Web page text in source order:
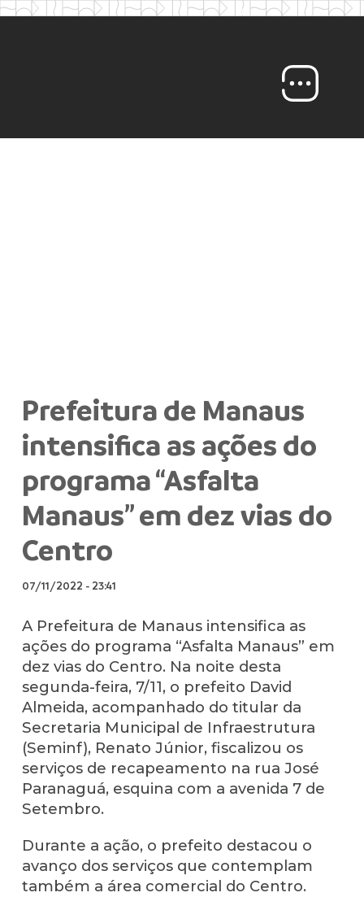
Prefeitura de Manaus
intensifica as ações do
programa “Asfalta
Manaus” em dez vias do
Centro
07/11/2022 - 23:41
A Prefeitura de Manaus intensifica as
ações do programa “Asfalta Manaus” em
dez vias do Centro. Na noite desta
segunda-feira, 7/11, o prefeito David
Almeida, acompanhado do titular da
Secretaria Municipal de Infraestrutura
(Seminf), Renato Júnior, fiscalizou os
serviços de recapeamento na rua José
Paranaguá, esquina com a avenida 7 de
Setembro.
Durante a ação, o prefeito destacou o
avanço dos serviços que contemplam
também a área comercial do Centro.